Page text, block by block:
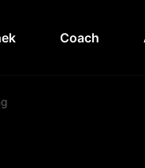
Coach